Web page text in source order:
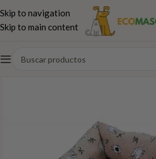
Skip to navigation
Skip to main content
Inicio Perros Paseo,juguetes...